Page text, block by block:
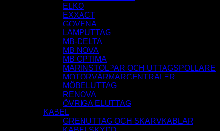
ELKO
EXXACT
GOVENA
LAMPUTTAG
MB-DELTA
MB NOVA
MB OPTIMA
MARINSTOLPAR OCH UTTAGSPOLLARE
MOTORVÄRMARCENTRALER
MÖBELUTTAG
RENOVA
ÖVRIGA ELUTTAG
KABEL
GRENUTTAG OCH SKARVKABLAR